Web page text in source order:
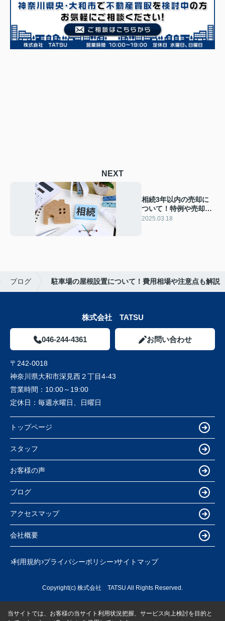
NEXT
相続3年以内の売却に
ついて！特例や売却の
注意点も解説
2025.03.18
ブログ 駐車場の屋根設置について！費用相場や注意点も解説
株式会社 TATSU
046-244-4361 お問い合わせ
〒242-0018
神奈川県大和市深見西２丁目4-43
営業時間： 10:00～19:00
定休日： 毎週水曜日、日曜日
トップページ
スタッフ
お客様の声
ブログ
アクセスマップ
会社概要
利用規約 プライバシーポリシー サイトマップ
Copyright(c) 株式会社 TATSU All Rights Reserved.
当サイトでは、お客様の当サイト利用状況把握、サービス向上検討を目的と